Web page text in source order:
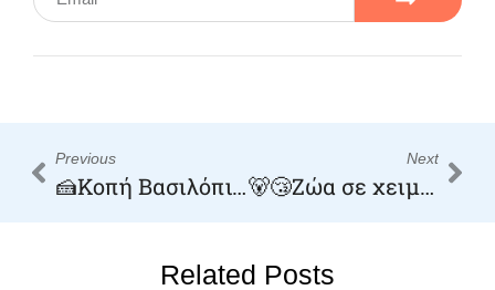
Previous
🍰Κοπή Βασιλόπιτας 2025✨ Α’ ΚΑΙ Β’ ΒΑΡΔΙΑΣ
Next
🐻😴Ζώα σε χειμερία νάρκη!
Related Posts